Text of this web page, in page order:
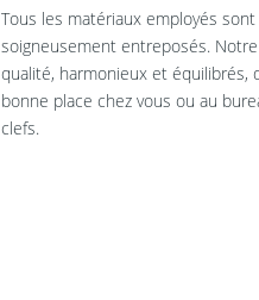
Tous les matériaux employés
soigneusement entreposés.
qualité, harmonieux et équilibrés,
bonne place chez vous ou au
clefs.